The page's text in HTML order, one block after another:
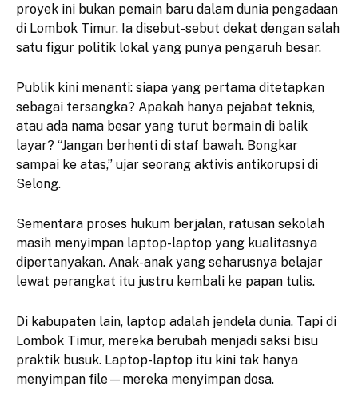
proyek ini bukan pemain baru dalam dunia pengadaan
di Lombok Timur. Ia disebut-sebut dekat dengan salah
satu figur politik lokal yang punya pengaruh besar.
Publik kini menanti: siapa yang pertama ditetapkan
sebagai tersangka? Apakah hanya pejabat teknis,
atau ada nama besar yang turut bermain di balik
layar? “Jangan berhenti di staf bawah. Bongkar
sampai ke atas,” ujar seorang aktivis antikorupsi di
Selong.
Sementara proses hukum berjalan, ratusan sekolah
masih menyimpan laptop-laptop yang kualitasnya
dipertanyakan. Anak-anak yang seharusnya belajar
lewat perangkat itu justru kembali ke papan tulis.
Di kabupaten lain, laptop adalah jendela dunia. Tapi di
Lombok Timur, mereka berubah menjadi saksi bisu
praktik busuk. Laptop-laptop itu kini tak hanya
menyimpan file—mereka menyimpan dosa.